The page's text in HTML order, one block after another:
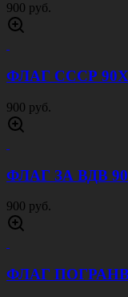
900 руб.
ФЛАГ СССР
900 руб.
ФЛАГ ЗА ВДВ
900 руб.
ФЛАГ